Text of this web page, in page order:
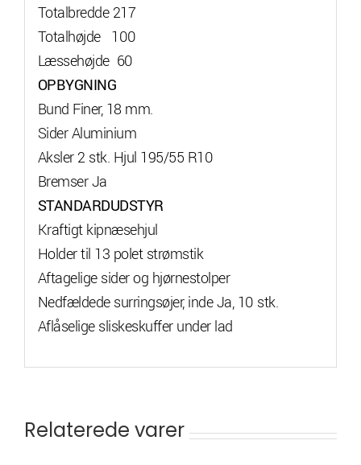
Totalbredde 217
Totalhøjde 100
Læssehøjde 60
OPBYGNING
Bund Finer, 18 mm.
Sider Aluminium
Aksler 2 stk. Hjul 195/55 R10
Bremser Ja
STANDARDUDSTYR
Kraftigt kipnæsehjul
Holder til 13 polet strømstik
Aftagelige sider og hjørnestolper
Nedfældede surringsøjer, inde Ja, 10 stk.
Aflåselige sliskeskuffer under lad
Relaterede varer